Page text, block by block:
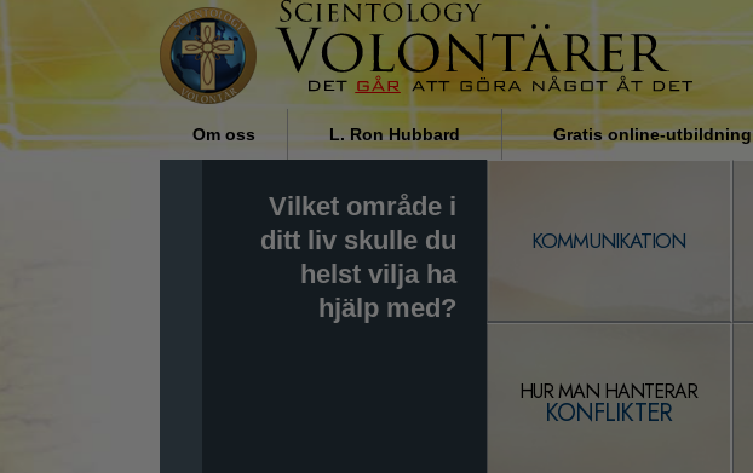
Om oss
frivilligpastorer?
Varför vi hjälper
L. Ron Hubbard
samhället, av L. Ron Hubbard
Gratis online-utbildning
Vilket område i
ditt liv skulle du
helst vilja ha
hjälp med?
KOMMUNIKATION
HUR MAN HANTERAR
KONFLIKTER